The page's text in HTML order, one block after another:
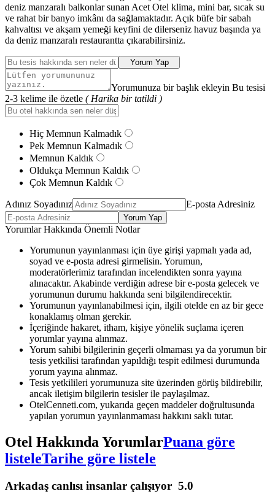
deniz manzaralı balkonlar sunan Acet Otel klima, mini bar, sıcak su
ve rahat bir banyo imkânı da sağlamaktadır. Açık büfe bir sabah
kahvaltısı ve akşam yemeği keyfini de dilerseniz havuz başında ya
da deniz manzaralı restaurantta çıkarabilirsiniz.
Yorum Yap
Yorumunuza bir başlık ekleyin Bu tesisi
2-3 kelime ile özetle ( Harika bir tatildi )
Hiç Memnun Kalmadık
Pek Memnun Kalmadık
Memnun Kaldık
Oldukça Memnun Kaldık
Çok Memnun Kaldık
Adınız Soyadınız E-posta Adresiniz
Yorum Yap
Yorumlar Hakkında Önemli Notlar
Yorumunun yayınlanması için üye girişi yapmalı yada ad,
soyad ve e-posta adresi girmelisin. Yorumun,
moderatörlerimiz tarafından incelendikten sonra yayına
alınacaktır. Akabinde verdiğin adrese bir e-posta gelecek ve
yorumunun durumu hakkında seni bilgilendirecektir.
Yorumunun yayınlanabilmesi için, ilgili otelde en az bir gece
konaklamış olman gerekir.
İçeriğinde hakaret, itham, kişiye yönelik suçlama içeren
yorumlar yayına alınmaz.
Yorum sahibi bilgilerinin geçerli olmaması ya da yorumun bir
tesis yetkilisi tarafından yapıldığı tespit edilmesi durumunda
yorum yayına alınmaz.
Tesis yetkilileri yorumunuza site üzerinden görüş bildirebilir,
ancak iletişim bilgilerin tesisler ile paylaşılmaz.
OtelCenneti.com, yukarıda geçen maddeler doğrultusunda
yapılan yorumun yayınlanmaması hakkını saklı tutar.
Otel Hakkında YorumlarPuana göre
listeleTarihe göre listele
Arkadaş canlısı insanlar çalışıyor 5.0